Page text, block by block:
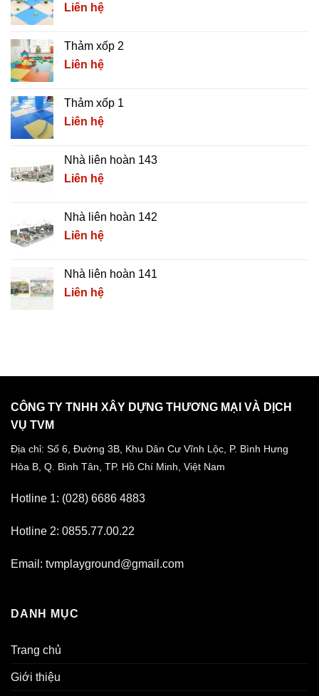
Liên hệ
Thảm xốp 2
Liên hệ
Thảm xốp 1
Liên hệ
Nhà liên hoàn 143
Liên hệ
Nhà liên hoàn 142
Liên hệ
Nhà liên hoàn 141
Liên hệ
CÔNG TY TNHH XÂY DỰNG THƯƠNG MẠI VÀ DỊCH
VỤ TVM
Địa chỉ: Số 6, Đường 3B, Khu Dân Cư Vĩnh Lộc, P. Bình Hưng
Hòa B, Q. Bình Tân, TP. Hồ Chí Minh, Việt Nam
Hotline 1: (028) 6686 4883
Hotline 2: 0855.77.00.22
Email: tvmplayground@gmail.com
DANH MỤC
Trang chủ
Giới thiệu